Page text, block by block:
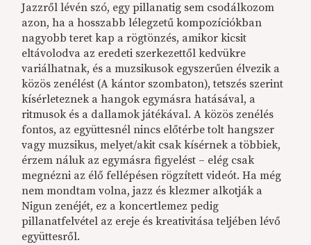
Jazzről lévén szó, egy pillanatig sem csodálkozom
azon, ha a hosszabb lélegzetű kompozíciókban
nagyobb teret kap a rögtönzés, amikor kicsit
eltávolodva az eredeti szerkezettől kedvükre
variálhatnak, és a muzsikusok egyszerűen élvezik a
közös zenélést (A kántor szombaton), tetszés szerint
kísérleteznek a hangok egymásra hatásával, a
ritmusok és a dallamok játékával. A közös zenélés
fontos, az együttesnél nincs előtérbe tolt hangszer
vagy muzsikus, melyet/akit csak kísérnek a többiek,
érzem náluk az egymásra figyelést – elég csak
megnézni az élő fellépésen rögzített videót. Ha még
nem mondtam volna, jazz és klezmer alkotják a
Nigun zenéjét, ez a koncertlemez pedig
pillanatfelvétel az ereje és kreativitása teljében lévő
együttesről.